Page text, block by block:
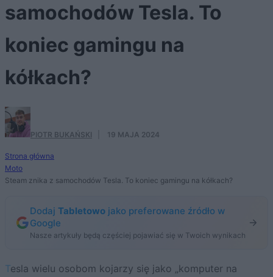
samochodów Tesla. To
koniec gamingu na
kółkach?
PIOTR BUKAŃSKI 19 MAJA 2024
Strona główna
Moto
Steam znika z samochodów Tesla. To koniec gamingu na kółkach?
Dodaj Tabletowo jako preferowane źródło w
Google
Nasze artykuły będą częściej pojawiać się w Twoich wynikach
Tesla wielu osobom kojarzy się jako „komputer na